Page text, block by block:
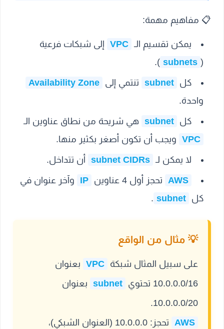
📋 مفاهيم مهمة:
يمكن تقسيم الـ VPC إلى شبكات فرعية
(
subnets
).
كل subnet تنتمي إلى Availability Zone
واحدة.
كل subnet هي شريحة من نطاق عناوين الـ
VPC ويجب أن تكون أصغر بكثير منها.
لا يمكن لـ subnet CIDRs أن تتداخل.
AWS تحجز أول 4 عناوين IP
وآخر عنوان في
كل subnet
.
على سبيل المثال شبكة VPC بعنوان
10.0.0.0/16 تحتوي
subnet بعنوان
10.0.0.0/20.
AWS
تحجز: 10.0.0.0 (العنوان الشبكي)،